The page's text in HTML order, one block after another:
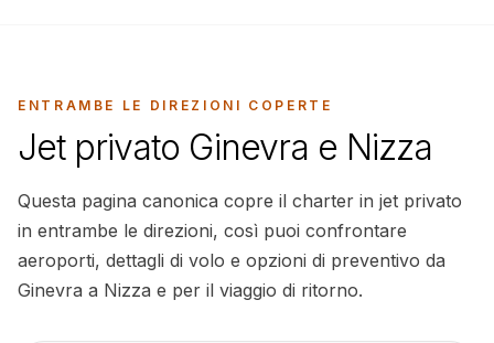
ENTRAMBE LE DIREZIONI COPERTE
Jet privato Ginevra e Nizza
Questa pagina canonica copre il charter in jet privato
in entrambe le direzioni, così puoi confrontare
aeroporti, dettagli di volo e opzioni di preventivo da
Ginevra a Nizza e per il viaggio di ritorno.